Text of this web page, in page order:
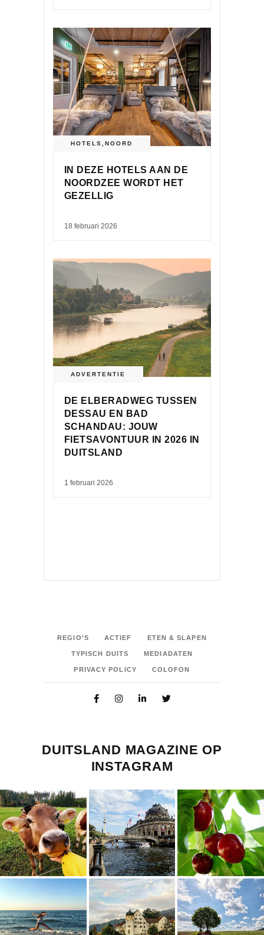
HOTELS NOORD
IN DEZE HOTELS AAN DE
NOORDZEE WORDT HET
GEZELLIG
18 februari 2026
ADVERTENTIE
DE ELBERADWEG TUSSEN
DESSAU EN BAD
SCHANDAU: JOUW
FIETSAVONTUUR IN 2026 IN
DUITSLAND
1 februari 2026
REGIO’S ACTIEF ETEN & SLAPEN
TYPISCH DUITS MEDIADATEN
PRIVACY POLICY COLOFON
DUITSLAND MAGAZINE OP
INSTAGRAM